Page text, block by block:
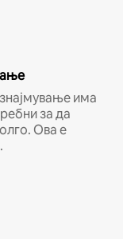
има
за да
Ова е